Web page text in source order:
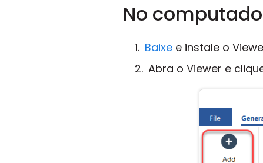
No
Baixe e instale o
Abra o Viewer e